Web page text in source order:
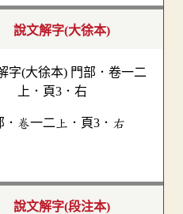
說文解字(大徐本)
．卷一二上．頁3．右
說文解字(段注本)